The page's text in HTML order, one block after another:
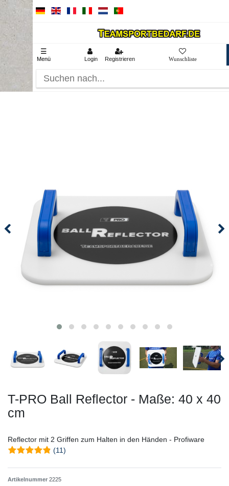
☰
Menü Login Registrieren
T-PRO Ball Reflector - Maße: 40 x 40
cm
Reflector mit 2 Griffen zum Halten in den Händen - Profiware
(11)
Artikelnummer 2225